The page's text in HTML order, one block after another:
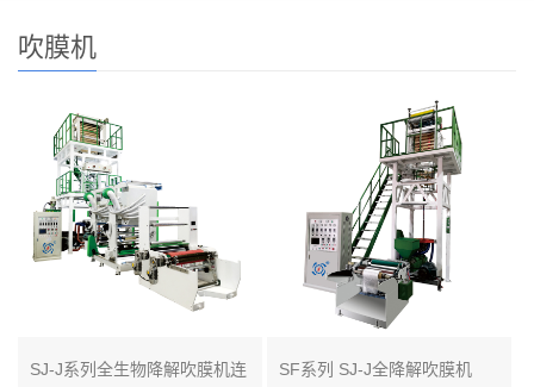
吹膜机
SJ-J系列全生物降解吹膜机连
SF系列 SJ-J全降解吹膜机